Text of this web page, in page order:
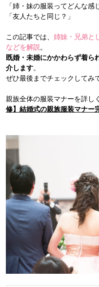
「姉・妹の服装ってどんな感
「友人たちと同じ？」
この記事では、 姉妹・兄弟と
などを解説。
既婚・未婚にかかわらず着ら
介します。
ぜひ最後までチェックしてみ
親族全体の服装マナーを詳し
修】結婚式の親族服装マナー